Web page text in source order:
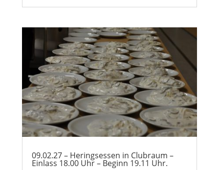
09.02.27 – Heringsessen in Clubraum –
Einlass 18.00 Uhr – Beginn 19.11 Uhr.